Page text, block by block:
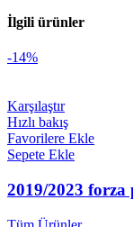
İlgili ürünler
-14%
Karşılaştır
Hızlı bakış
Favorilere Ekle
Sepete Ekle
2019/2023 forza